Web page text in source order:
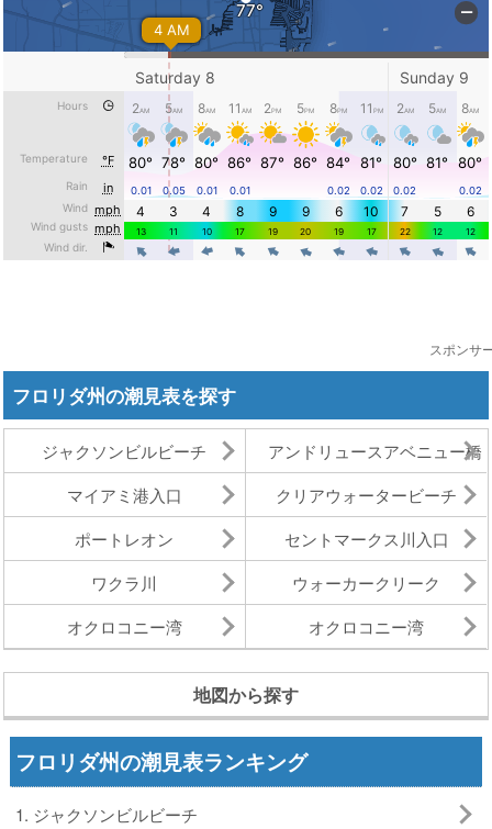
スポンサ
フロリダ州の潮見表を探す
ジャクソンビルビーチ
アンドリュースアベニュー橋
マイアミ港入口
クリアウォータービーチ
ポートレオン
セントマークス川入口
ワクラ川
ウォーカークリーク
オクロコニー湾
オクロコニー湾
地図から探す
フロリダ州の潮見表ランキング
1. ジャクソンビルビーチ